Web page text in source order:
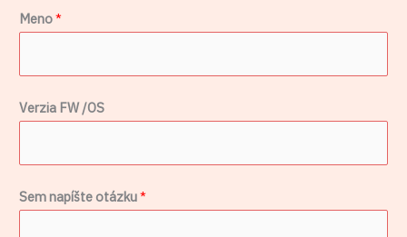
*
V
z
a
V
Meno*
Verzia FW /OS
Sem napíšte otázku*